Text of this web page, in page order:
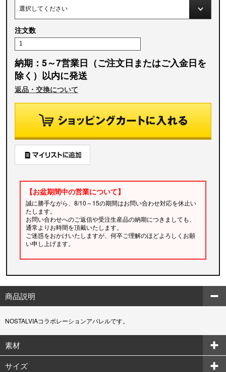
注文数
納期：5～7営業日（ご注文日またはご入金日を
除く）以内に発送
返品・交換について
【お盆期間中の営業について】
誠に勝手ながら、8/10～15の期間はお問い合わせ対応を休止い
たします。
お問い合わせへのご返信や受注生産品の納期につきましても、
通常よりお時間を頂戴いたします。
ご迷惑をおかけいたしますが、何卒ご理解のほどよろしくお願
い申し上げます。
商品説明
NOSTALVIAコラボレーションアパレルです。
素材
サイズ